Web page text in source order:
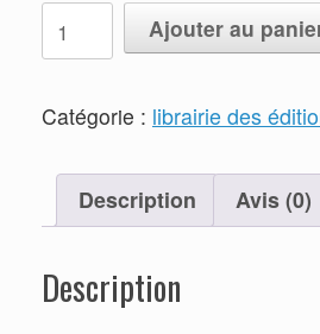
de
d'indépendance
Ajouter au
Catégorie : librairie des
Description Avis (0)
Description